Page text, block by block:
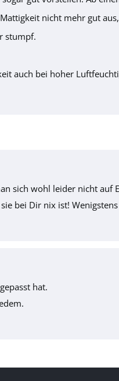
nicht mehr gut
stumpf.
auch bei hoher
sich wohl leider nicht auf
bei Dir nix ist!
hat.